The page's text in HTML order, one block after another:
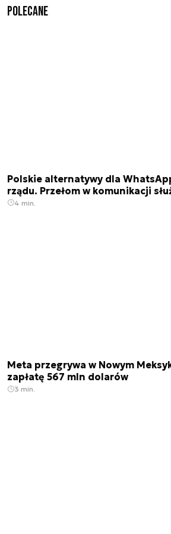
Polecane
Polskie alternatywy dla
rządu. Przełom w komunikacji
4 min.
Meta przegrywa w Nowym
zapłatę 567 mln dolarów
3 min.